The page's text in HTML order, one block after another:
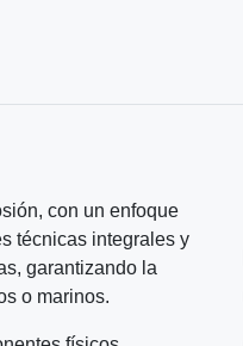
con un enfoque
técnicas integrales y
garantizando la
o marinos.